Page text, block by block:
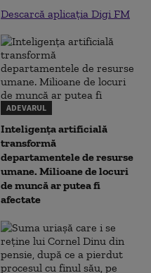
Descarcă aplicația Digi FM
ADEVARUL
Inteligența artificială
transformă
departamentele de resurse
umane. Milioane de locuri
de muncă ar putea fi
afectate